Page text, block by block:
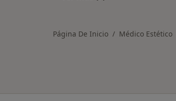
Página De Inicio Médico Estético